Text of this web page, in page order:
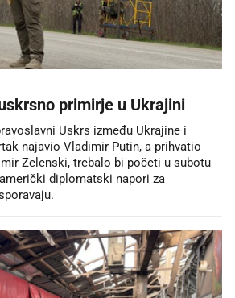
primirje u Ukrajini
Uskrs između Ukrajine i
najavio Vladimir Putin, a prihvatio
Zelenski, trebalo bi početi u subotu
diplomatski napori za